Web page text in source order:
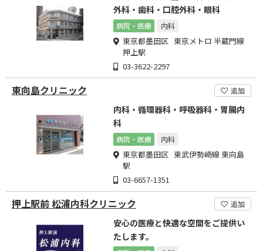
外科・歯科・口腔外科・眼科
病院・医療 内科
東京都墨田区 東京メトロ 半蔵門線
押上駅
03-3622-2297
東向島クリニック 追加
内科・循環器科・呼吸器科・胃腸内
科
病院・医療 内科
東京都墨田区 東武伊勢崎線 東向島
駅
03-6657-1351
押上駅前 松浦内科クリニック 追加
安心の医療と快適な空間をご提供い
たします。